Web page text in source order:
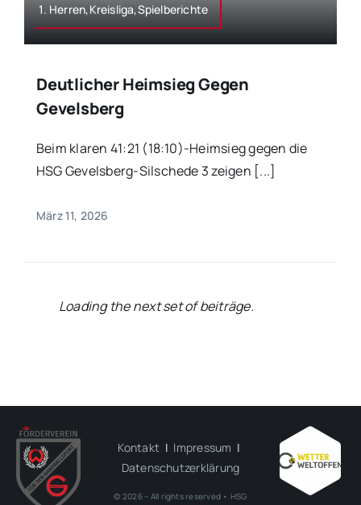
1. Herren,Kreisliga,Spielberichte
Deutlicher Heimsieg Gegen
Gevelsberg
Beim klaren 41:21 (18:10)-Heimsieg gegen die
HSG Gevelsberg-Silschede 3 zeigen [...]
März 11, 2026
Loading the next set of beiträge.
Kontakt | Impressum |
Datenschutzerklärung
© 2026 – All rights reserved • HSG